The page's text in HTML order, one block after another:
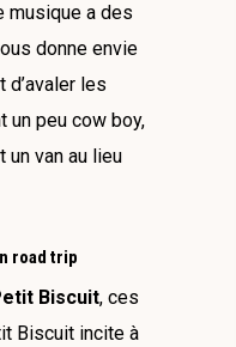
musique a des
donne envie
d’avaler les
un peu cow boy,
un van au lieu
road trip
Biscuit, ces
Biscuit incite à